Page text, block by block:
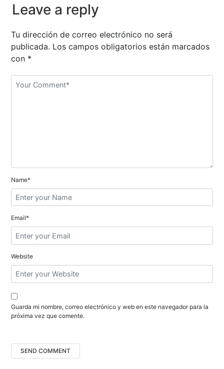
g
a
c
i
ó
e
n
t
r
a
d
a
s
Leave a reply
Tu dirección de correo electrónico no será
publicada. Los campos obligatorios están marcados
con *
Name*
Email*
Website
Guarda mi nombre, correo electrónico y web en este navegador para la
próxima vez que comente.